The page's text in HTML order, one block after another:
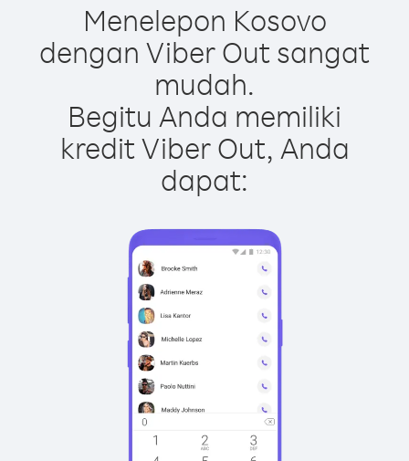
Menelepon Kosovo
dengan Viber Out sangat
mudah.
Begitu Anda memiliki
kredit Viber Out, Anda
dapat: